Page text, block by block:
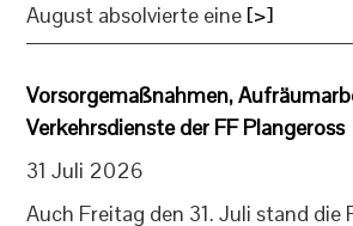
August absolvierte eine [>]
Vorsorgemaßnahmen,
Verkehrsdienste der FF Plangeross
31 Juli 2026
Auch Freitag den 31. Juli stand die